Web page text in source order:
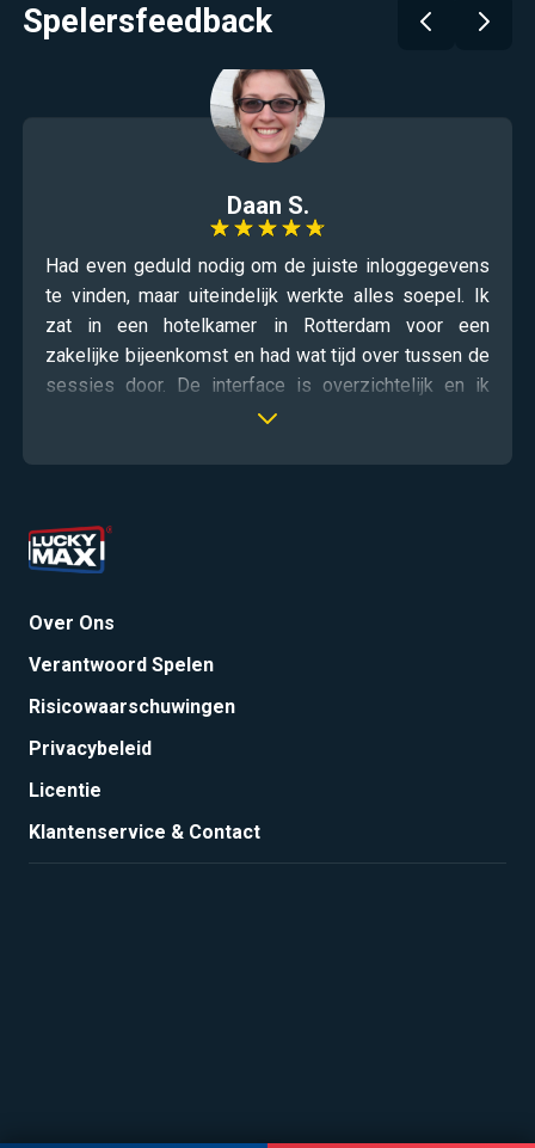
Spelersfeedback
Daan S.
Had even geduld nodig om de juiste inloggegevens
te vinden, maar uiteindelijk werkte alles soepel. Ik
zat in een hotelkamer in Rotterdam voor een
zakelijke bijeenkomst en had wat tijd over tussen de
sessies door. De interface is overzichtelijk en ik
vond snel wat ik zocht. Een kleine storing in het
Over Ons
Verantwoord Spelen
Risicowaarschuwingen
Privacybeleid
Licentie
Klantenservice & Contact